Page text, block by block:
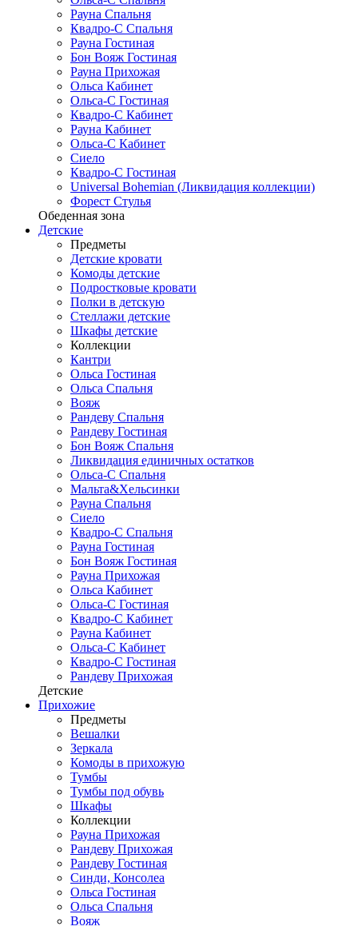
Рауна Спальня
Квадро-С Спальня
Рауна Гостиная
Бон Вояж Гостиная
Рауна Прихожая
Ольса Кабинет
Ольса-С Гостиная
Квадро-С Кабинет
Рауна Кабинет
Ольса-С Кабинет
Сиело
Квадро-С Гостиная
Universal Bohemian (Ликвидация коллекции)
Форест Стулья
Обеденная зона
Детские
Предметы
Детские кровати
Комоды детские
Подростковые кровати
Полки в детскую
Стеллажи детские
Шкафы детские
Коллекции
Кантри
Ольса Гостиная
Ольса Спальня
Вояж
Рандеву Спальня
Рандеву Гостиная
Бон Вояж Спальня
Ликвидация единичных остатков
Ольса-С Спальня
Мальта&Хельсинки
Рауна Спальня
Сиело
Квадро-С Спальня
Рауна Гостиная
Бон Вояж Гостиная
Рауна Прихожая
Ольса Кабинет
Ольса-С Гостиная
Квадро-С Кабинет
Рауна Кабинет
Ольса-С Кабинет
Квадро-С Гостиная
Рандеву Прихожая
Детские
Прихожие
Предметы
Вешалки
Зеркала
Комоды в прихожую
Тумбы
Тумбы под обувь
Шкафы
Коллекции
Рауна Прихожая
Рандеву Прихожая
Рандеву Гостиная
Синди, Консолеа
Ольса Гостиная
Ольса Спальня
Вояж